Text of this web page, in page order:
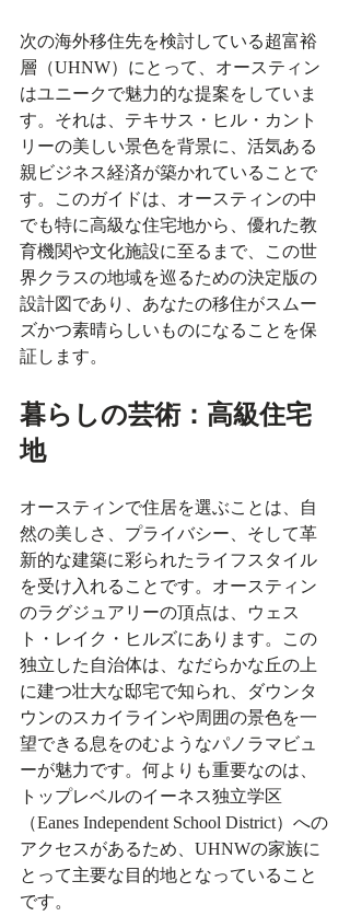
次の海外移住先を検討している超富裕
層（UHNW）にとって、オースティン
はユニークで魅力的な提案をしていま
す。それは、テキサス・ヒル・カント
リーの美しい景色を背景に、活気ある
親ビジネス経済が築かれていることで
す。このガイドは、オースティンの中
でも特に高級な住宅地から、優れた教
育機関や文化施設に至るまで、この世
界クラスの地域を巡るための決定版の
設計図であり、あなたの移住がスムー
ズかつ素晴らしいものになることを保
証します。
暮らしの芸術：高級住宅
地
オースティンで住居を選ぶことは、自
然の美しさ、プライバシー、そして革
新的な建築に彩られたライフスタイル
を受け入れることです。オースティン
のラグジュアリーの頂点は、ウェス
ト・レイク・ヒルズにあります。この
独立した自治体は、なだらかな丘の上
に建つ壮大な邸宅で知られ、ダウンタ
ウンのスカイラインや周囲の景色を一
望できる息をのむようなパノラマビュ
ーが魅力です。何よりも重要なのは、
トップレベルのイーネス独立学区
（Eanes Independent School District）への
アクセスがあるため、UHNWの家族に
とって主要な目的地となっていること
です。